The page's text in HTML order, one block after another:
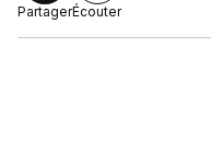
PartagerÉcouter